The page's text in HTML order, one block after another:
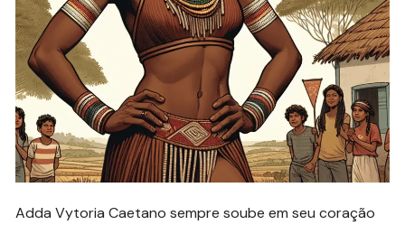
Adda Vytoria Caetano sempre soube em seu coração